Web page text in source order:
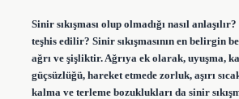
Sinir sıkışması olup olmadığı nasıl anlaşılır?
teşhis edilir? Sinir sıkışmasının en belirgin
ağrı ve şişliktir. Ağrıya ek olarak, uyuşma,
güçsüzlüğü, hareket etmede zorluk, aşırı
kalma ve terleme bozuklukları da sinir